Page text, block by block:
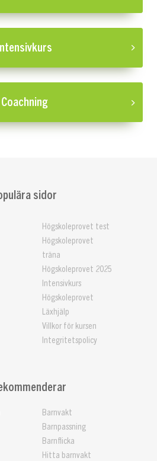
Intensivkurs
Coachning
sidor
Högskoleprovet test
Högskoleprovet
träna
Högskoleprovet 2025
Intensivkurs
Högskoleprovet
Läxhjälp
Villkor för kursen
Integritetspolicy
Barnvakt
Barnpassning
Barnflicka
Hitta barnvakt